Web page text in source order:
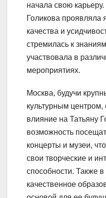
начала свою
Голикова проявляла
качества и
стремилась к
участвовала в
мероприятиях.
Москва, будучи
культурным
влияние на Татьяну
возможность
концерты и музеи,
свои творческие и
способности. Также
качественное